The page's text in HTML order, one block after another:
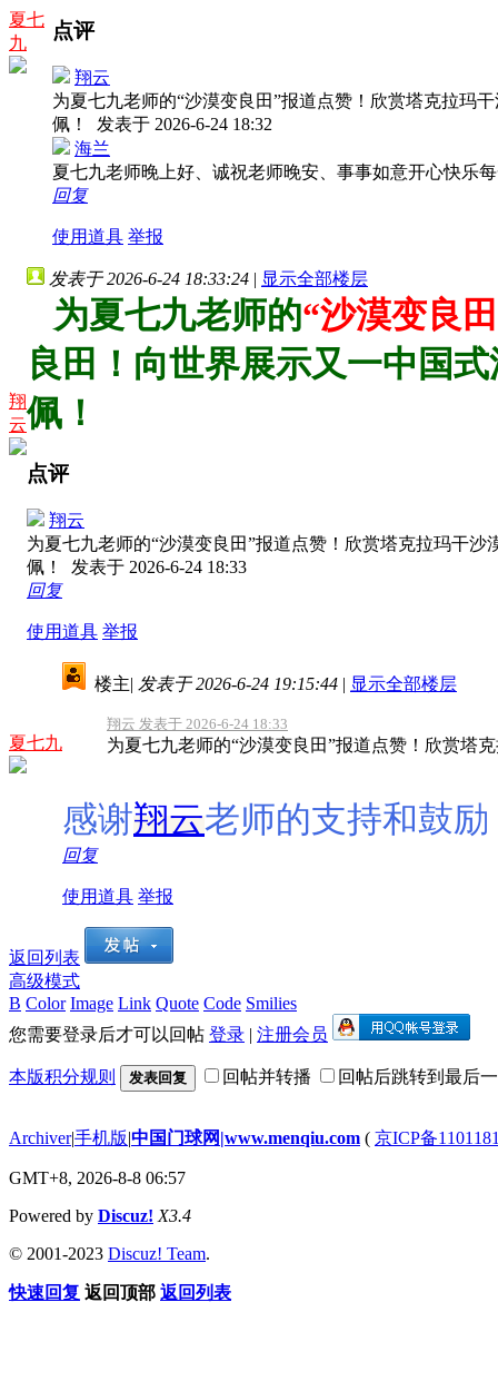
夏七
九
点评
翔云
为夏七九老师的“沙漠变良田”报道点赞！欣赏塔克拉玛
佩！ 发表于 2026-6-24 18:32
海兰
夏七九老师晚上好、诚祝老师晚安、事事如意开心快乐
回复
使用道具 举报
翔
云
发表于 2026-6-24 18:33:24 | 显示全部楼层
为夏七九老师的“沙漠变良
良田！向世界展示又一中国
佩！
点评
翔云
为夏七九老师的“沙漠变良田”报道点赞！欣赏塔克拉玛干
佩！ 发表于 2026-6-24 18:33
回复
使用道具 举报
夏七九
楼主| 发表于 2026-6-24 19:15:44 | 显示全部楼层
翔云 发表于 2026-6-24 18:33
为夏七九老师的“沙漠变良田”报道点赞！欣赏塔
感谢翔云老师的支持和鼓励
回复
使用道具 举报
返回列表
高级模式
B Color Image Link Quote Code Smilies
您需要登录后才可以回帖 登录 | 注册会员
本版积分规则 发表回复 回帖并转播 回帖后跳转到最后
Archiver|手机版|中国门球网|www.menqiu.com ( 京ICP备
GMT+8, 2026-8-8 06:57
Powered by Discuz! X3.4
© 2001-2023 Discuz! Team.
快速回复 返回顶部 返回列表